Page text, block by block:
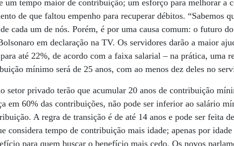
um tempo maior de contribuição; um esforço para melhorar a
de que faltou empenho para recuperar débitos. “Sabemos
cada um de nós. Porém, é por uma causa comum: o futuro
em declaração na TV. Os servidores darão a maior
até 22%, de acordo com a faixa salarial – na prática, uma
mínimo será de 25 anos, com ao menos dez deles no
setor privado terão que acumular 20 anos de contribuição
em 60% das contribuições, não pode ser inferior ao salário
A regra de transição é de até 14 anos e pode ser feita
considera tempo de contribuição mais idade; apenas por
para quem buscar o benefício mais cedo. Os novos